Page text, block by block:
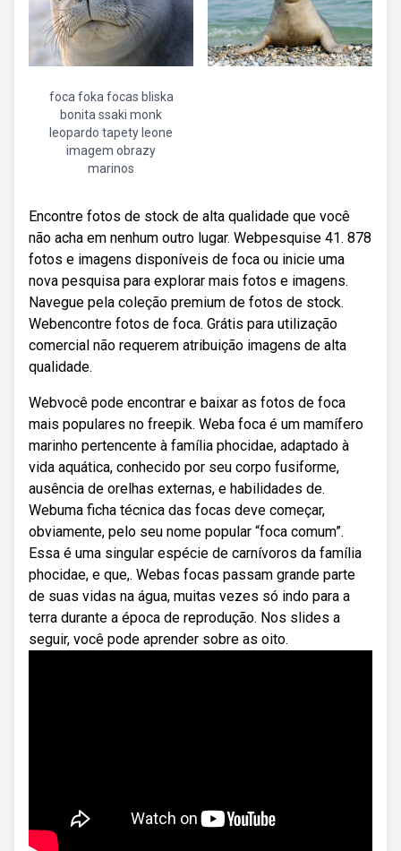
foca foka focas bliska
bonita ssaki monk
leopardo tapety leone
imagem obrazy
marinos
Encontre fotos de stock de alta qualidade que você
não acha em nenhum outro lugar. Webpesquise 41. 878
fotos e imagens disponíveis de foca ou inicie uma
nova pesquisa para explorar mais fotos e imagens.
Navegue pela coleção premium de fotos de stock.
Webencontre fotos de foca. Grátis para utilização
comercial não requerem atribuição imagens de alta
qualidade.
Webvocê pode encontrar e baixar as fotos de foca
mais populares no freepik. Weba foca é um mamífero
marinho pertencente à família phocidae, adaptado à
vida aquática, conhecido por seu corpo fusiforme,
ausência de orelhas externas, e habilidades de.
Webuma ficha técnica das focas deve começar,
obviamente, pelo seu nome popular “foca comum”.
Essa é uma singular espécie de carnívoros da família
phocidae, e que,. Webas focas passam grande parte
de suas vidas na água, muitas vezes só indo para a
terra durante a época de reprodução. Nos slides a
seguir, você pode aprender sobre as oito.